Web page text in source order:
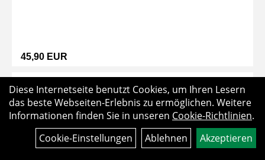
45,90 EUR
Diese Internetseite benutzt Cookies, um Ihren Lesern
das beste Webseiten-Erlebnis zu ermöglichen. Weitere
Informationen finden Sie in unseren Cookie-Richtlinien.
Cookie-Einstellungen
Ablehnen Akzeptieren